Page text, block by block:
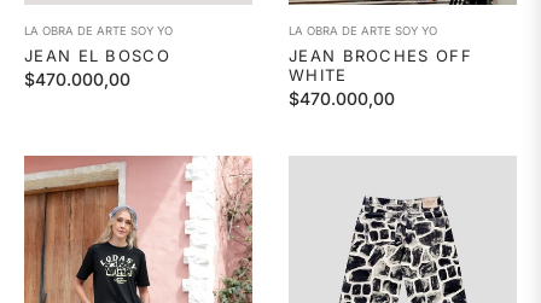
LA OBRA DE ARTE SOY YO
JEAN EL BOSCO
Precio
$470.000,00
LA OBRA DE ARTE SOY YO
JEAN BROCHES OFF
WHITE
Precio
$470.000,00